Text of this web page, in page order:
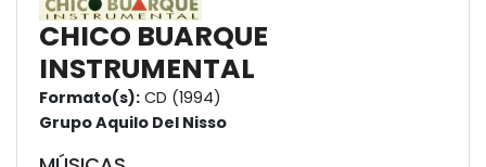
CHICO BUARQUE
INSTRUMENTAL
Formato(s): CD (1994)
Grupo Aquilo Del Nisso